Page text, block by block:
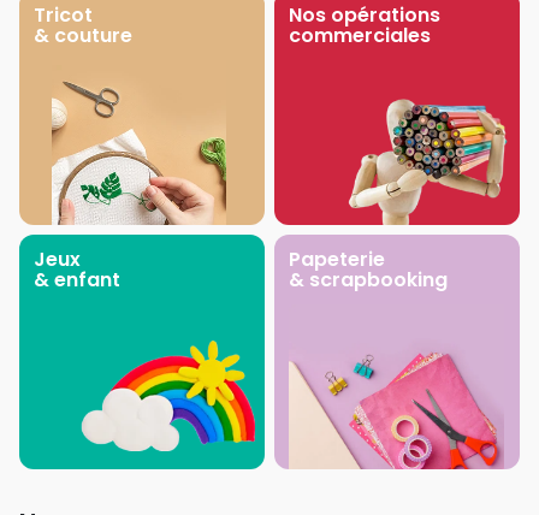
Tricot
& couture
Nos opérations
commerciales
Jeux
& enfant
Papeterie
& scrapbooking